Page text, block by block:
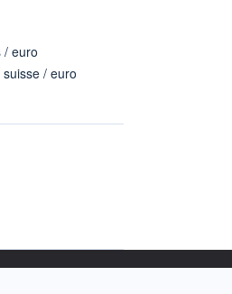
/ euro
/ euro